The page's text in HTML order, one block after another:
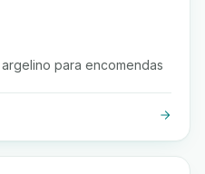
para encomendas